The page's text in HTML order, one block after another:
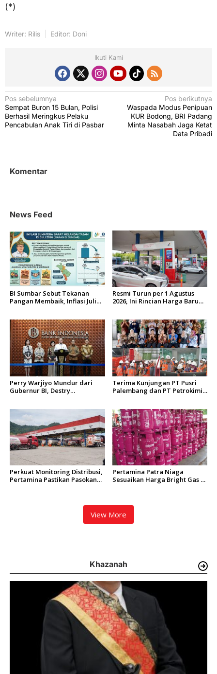
(*)
Writer: Rilis Editor: Doni
Ikuti Kami
N
a
v
a
p
s
Pos sebelumnya
Sempat Buron 15 Bulan, Polisi
Berhasil Meringkus Pelaku
Pencabulan Anak Tiri di Pasbar
Pos berikutnya
Waspada Modus Penipuan
KUR Bodong, BRI Padang
Minta Nasabah Jaga Ketat
Data Pribadi
Komentar
News Feed
BI Sumbar Sebut Tekanan
Pangan Membaik, Inflasi Juli
Resmi Turun per 1 Agustus
2026, Ini Rincian Harga Baru
Perry Warjiyo Mundur dari
Gubernur BI, Destry
Terima Kunjungan PT Pusri
Palembang dan PT Petrokimia
Berkelanjutan
Perkuat Monitoring Distribusi,
Pertamina Pastikan Pasokan
Pertamina Patra Niaga
Sesuaikan Harga Bright Gas di
View More
Khazanah